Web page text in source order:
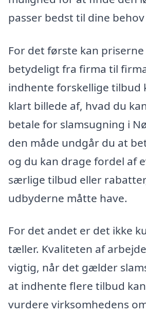
passer bedst til dine
For det første kan
betydeligt fra firma til
indhente forskellige tilbud
klart billede af, hvad du
betale for slamsugning i
den måde undgår du at
og du kan drage fordel af
særlige tilbud eller
udbyderne måtte have.
For det andet er det ikke
tæller. Kvaliteten af
vigtig, når det gælder
at indhente flere tilbud
vurdere virksomhedens